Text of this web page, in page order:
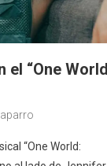
el “One
“One World: